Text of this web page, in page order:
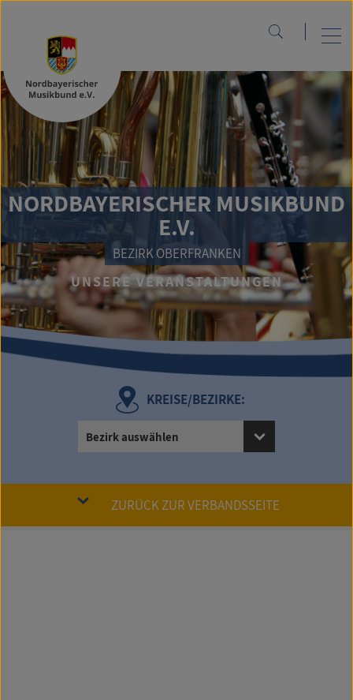
NORDBAYERISCHER MUSIKBUND
E.V.
BEZIRK OBERFRANKEN
UNSERE VERANSTALTUNGEN
KREISE/BEZIRKE:
Bezirk auswählen
ZURÜCK ZUR VERBANDSSEITE